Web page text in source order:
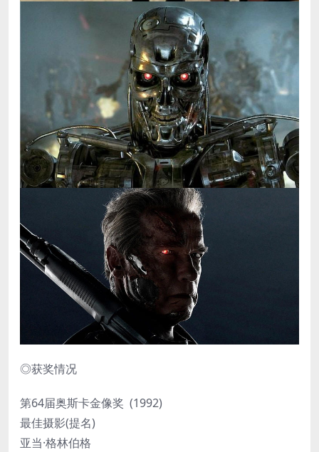
◎获奖情况
第64届奥斯卡金像奖 (1992)
最佳摄影(提名)
亚当·格林伯格